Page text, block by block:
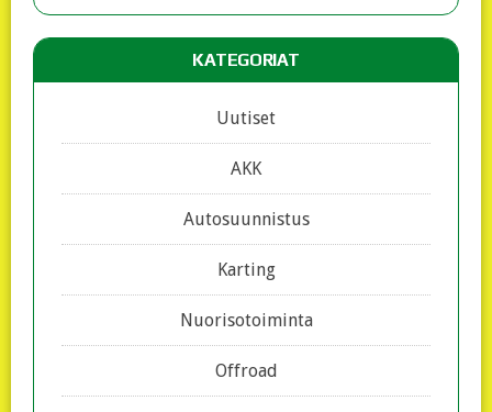
KATEGORIAT
Uutiset
AKK
Autosuunnistus
Karting
Nuorisotoiminta
Offroad